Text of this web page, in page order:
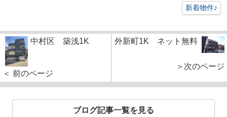
新着物件♪
中村区 築浅1K
＜ 前のページ
外新町1K ネット無料
＞次のページ
ブログ記事一覧を見る